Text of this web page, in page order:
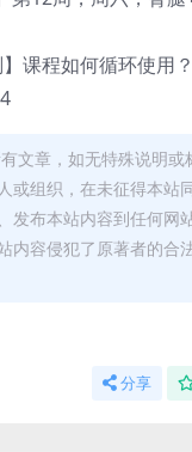
课程如何循环使用
文章，如无特殊说明或
或组织，在未征得本站
发布本站内容到任何网
内容侵犯了原著者的合
分享